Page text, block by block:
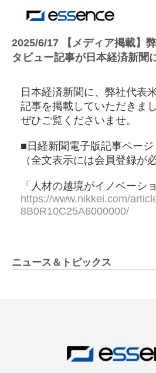
サービス紹介
会社紹介
導入事例
採用情報
2025/6/17 【メディア掲載】
タビュー記事が日本経済新聞
日本経済新聞に、弊社代表
記事を掲載していただきまし
ぜひご覧くださいませ。
■日経新聞電子版記事ページ
（全文表示には会員登録が
「人材の越境がイノベーシ
https://www.nikkei.com/
8B0R10C25A6000000/
ニュース＆トピックス